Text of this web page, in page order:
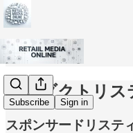
Subscribe Sign in
プロダクトリス
スポンサードリステ